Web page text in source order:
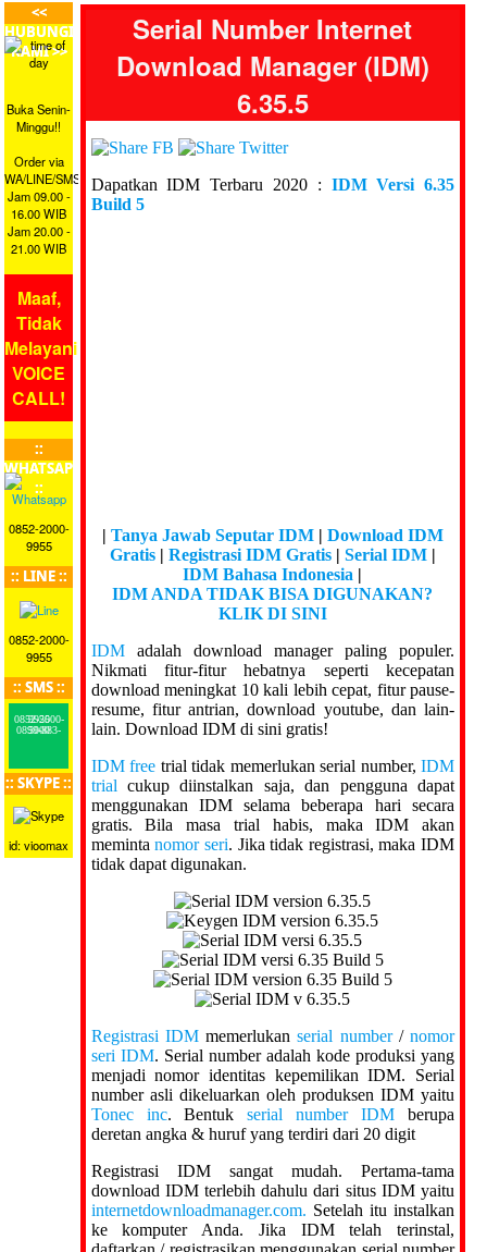
<<
HUBUNGI
KAMI >>
Buka Senin-
Minggu!!
Order via
WA/LINE/SMS
Jam 09.00 -
16.00 WIB
Jam 20.00 -
21.00 WIB
Maaf,
Tidak
Melayani
VOICE
CALL!
::
WHATSAPP
::
0852-2000-
9955
:: LINE ::
0852-2000-
9955
:: SMS ::
0852-2000-9955
0899-883-5000
:: SKYPE ::
id: vioomax
Serial Number Internet
Download Manager (IDM)
6.35.5
Dapatkan IDM Terbaru 2020 : IDM Versi 6.35
Build 5
| Tanya Jawab Seputar IDM| Download IDM
Gratis| Registrasi IDM Gratis| Serial IDM|
IDM Bahasa Indonesia |
IDM ANDA TIDAK BISA DIGUNAKAN?
KLIK DI SINI
IDMadalah download manager paling populer.
Nikmati fitur-fitur hebatnya seperti kecepatan
download meningkat 10 kali lebih cepat, fitur pause-
resume, fitur antrian, download youtube, dan lain-
lain. Download IDM di sini gratis!
IDM free trial tidak memerlukan serial number,IDM
trial cukup diinstalkan saja, dan pengguna dapat
menggunakan IDM selama beberapa hari secara
gratis. Bila masa trial habis, maka IDM akan
memintanomor seri. Jika tidak registrasi, maka IDM
tidak dapat digunakan.
Registrasi IDMmemerlukanserial number/nomor
seri IDM. Serial number adalah kode produksi yang
menjadi nomor identitas kepemilikan IDM. Serial
number asli dikeluarkan oleh produksen IDM yaitu
Tonec inc. Bentukserial number IDM berupa
deretan angka & huruf yang terdiri dari 20 digit
Registrasi IDM sangat mudah. Pertama-tama
download IDM terlebih dahulu dari situs IDM yaitu
internetdownloadmanager.com. Setelah itu instalkan
ke komputer Anda. Jika IDM telah terinstal,